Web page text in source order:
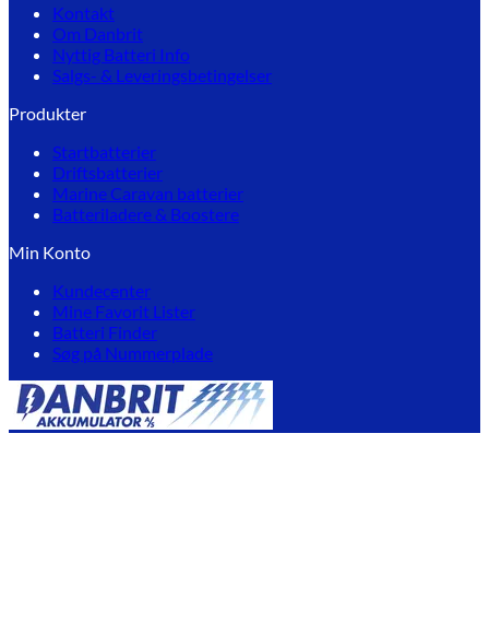
Kontakt
Om Danbrit
Nyttig Batteri Info
Salgs- & Leveringsbetingelser
Produkter
Startbatterier
Driftsbatterier
Marine Caravan batterier
Batteriladere & Boostere
Min Konto
Kundecenter
Mine Favorit Lister
Batteri Finder
Søg på Nummerplade